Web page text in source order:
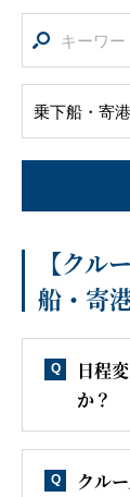
船内へよ
客船のご
トピックス
ご予約後の
よくあるご
【クル
船・寄
Q
日程
か？
Q
クル